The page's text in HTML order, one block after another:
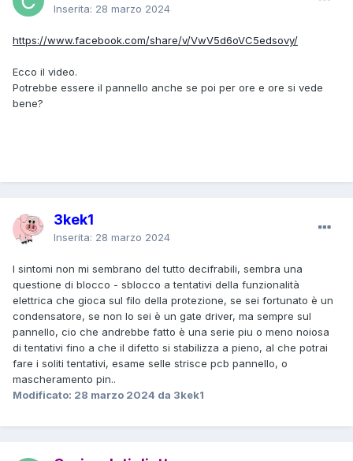
Inserita: 28 marzo 2024
https://www.facebook.com/share/v/VwV5d6oVC5edsovy/
Ecco il video.
Potrebbe essere il pannello anche se poi per ore e ore si vede
bene?
3kek1
Inserita: 28 marzo 2024
I sintomi non mi sembrano del tutto decifrabili, sembra una
questione di blocco - sblocco a tentativi della funzionalità
elettrica che gioca sul filo della protezione, se sei fortunato è un
condensatore, se non lo sei è un gate driver, ma sempre sul
pannello, cio che andrebbe fatto è una serie piu o meno noiosa
di tentativi fino a che il difetto si stabilizza a pieno, al che potrai
fare i soliti tentativi, esame selle strisce pcb pannello, o
mascheramento pin..
Modificato: 28 marzo 2024 da 3kek1